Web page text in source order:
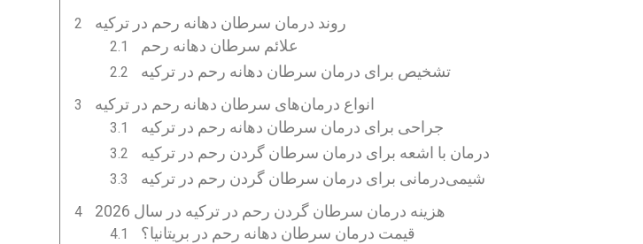
روند درمان سرطان دهانه رحم در ترکیه
علائم سرطان دهانه رحم
تشخیص برای درمان سرطان دهانه رحم در ترکیه
انواع درمان‌های سرطان دهانه رحم در ترکیه
جراحی برای درمان سرطان دهانه رحم در ترکیه
درمان با اشعه برای درمان سرطان گردن رحم در ترکیه
شیمی‌درمانی برای درمان سرطان گردن رحم در ترکیه
هزینه درمان سرطان گردن رحم در ترکیه در سال 2026
قیمت درمان سرطان دهانه رحم در بریتانیا؟